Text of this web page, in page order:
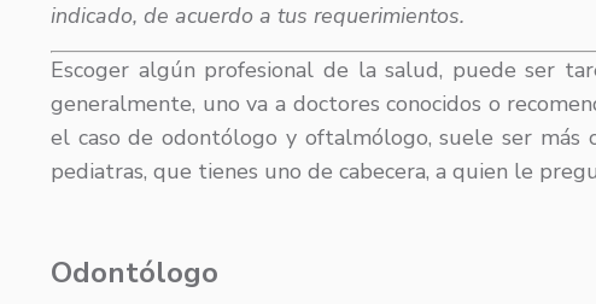
indicado, de acuerdo a tus requerimientos.
Escoger algún profesional de la salud, puede ser
generalmente, uno va a doctores conocidos o
el caso de odontólogo y oftalmólogo, suele ser más
pediatras, que tienes uno de cabecera, a quien le
Odontólogo